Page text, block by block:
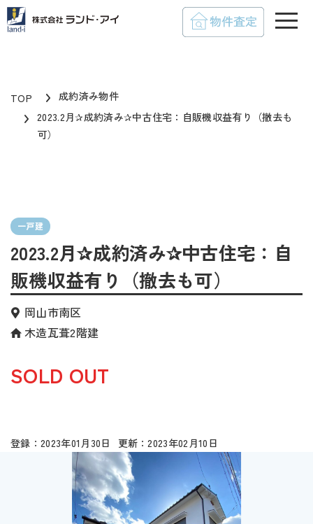
TOP
成約済み物件
2023.2月✰成約済み✰中古住宅：自販機収益有り（撤去も
可）
一戸建
2023.2月✰成約済み✰中古住宅：自
販機収益有り（撤去も可）
岡山市南区
木造瓦葺2階建
SOLD OUT
2023年01月30日 2023年02月10日